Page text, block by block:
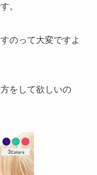
。
のって大変ですよ
をして欲しいの